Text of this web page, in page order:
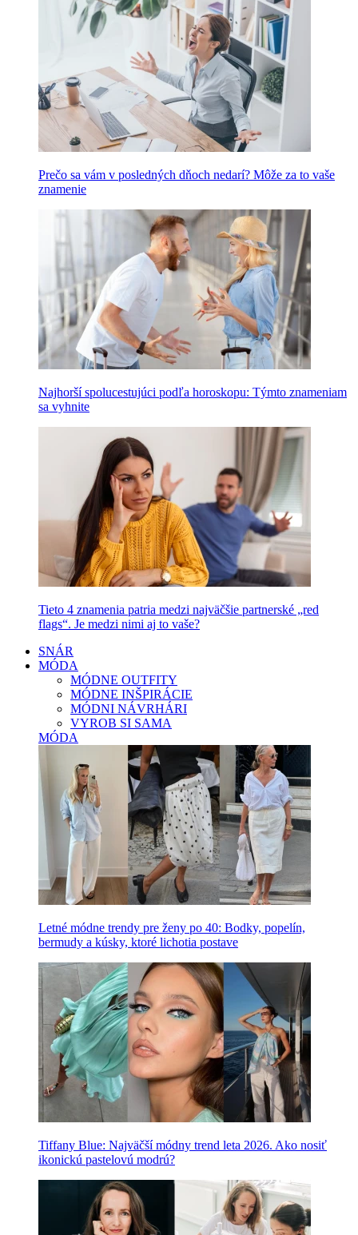
Prečo sa vám v posledných dňoch nedarí? Môže za to vaše
znamenie
Najhorší spolucestujúci podľa horoskopu: Týmto znameniam
sa vyhnite
Tieto 4 znamenia patria medzi najväčšie partnerské „red
flags“. Je medzi nimi aj to vaše?
SNÁR
MÓDA
MÓDNE OUTFITY
MÓDNE INŠPIRÁCIE
MÓDNI NÁVRHÁRI
VYROB SI SAMA
MÓDA
Letné módne trendy pre ženy po 40: Bodky, popelín,
bermudy a kúsky, ktoré lichotia postave
Tiffany Blue: Najväčší módny trend leta 2026. Ako nosiť
ikonickú pastelovú modrú?